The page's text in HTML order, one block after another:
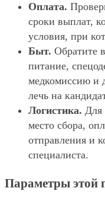
Оплата.
сроки выплат,
условия, при
Быт. Обратите
питание,
медкомиссию и
лечь на
Логистика. Для
место сбора,
отправления и
специалиста.
Параметры этой